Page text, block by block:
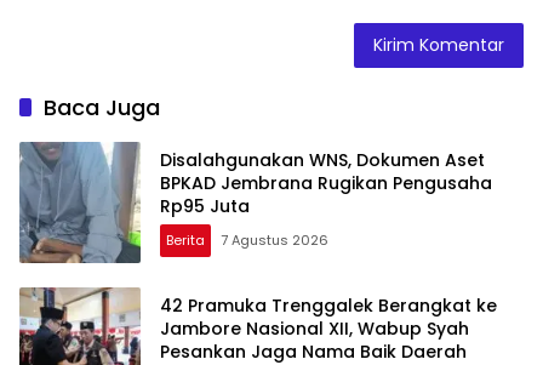
Baca Juga
Disalahgunakan WNS, Dokumen Aset
BPKAD Jembrana Rugikan Pengusaha
Rp95 Juta
Berita 7 Agustus 2026
42 Pramuka Trenggalek Berangkat ke
Jambore Nasional XII, Wabup Syah
Pesankan Jaga Nama Baik Daerah